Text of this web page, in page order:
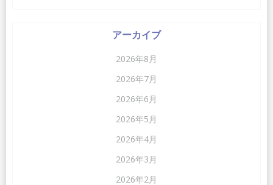
アーカイブ
2026年8月
2026年7月
2026年6月
2026年5月
2026年4月
2026年3月
2026年2月